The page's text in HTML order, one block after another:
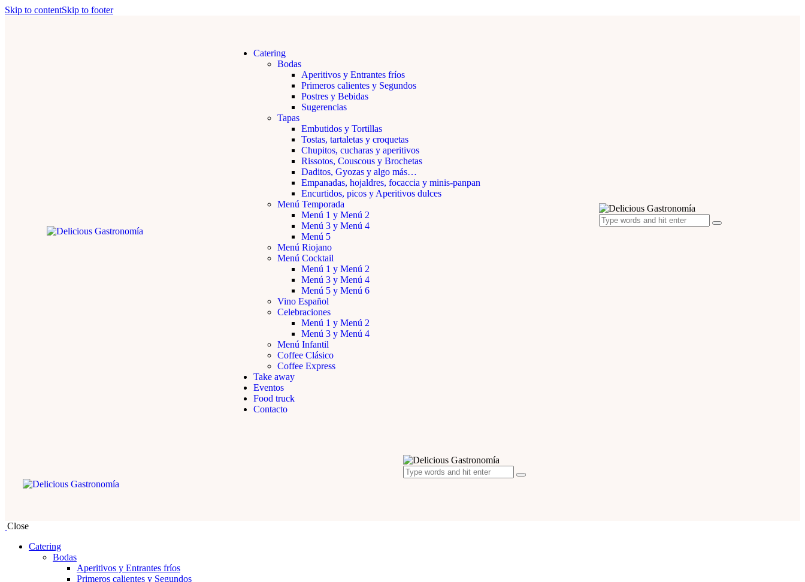
Skip to contentSkip to footer
Catering
Bodas
Aperitivos y Entrantes fríos
Primeros calientes y Segundos
Postres y Bebidas
Sugerencias
Tapas
Embutidos y Tortillas
Tostas, tartaletas y croquetas
Chupitos, cucharas y aperitivos
Rissotos, Couscous y Brochetas
Daditos, Gyozas y algo más…
Empanadas, hojaldres, focaccia y minis-panpan
Encurtidos, picos y Aperitivos dulces
Menú Temporada
Menú 1 y Menú 2
Menú 3 y Menú 4
Menú 5
Menú Riojano
Menú Cocktail
Menú 1 y Menú 2
Menú 3 y Menú 4
Menú 5 y Menú 6
Vino Español
Celebraciones
Menú 1 y Menú 2
Menú 3 y Menú 4
Menú Infantil
Coffee Clásico
Coffee Express
Take away
Eventos
Food truck
Contacto
Close
Catering
Bodas
Aperitivos y Entrantes fríos
Primeros calientes y Segundos